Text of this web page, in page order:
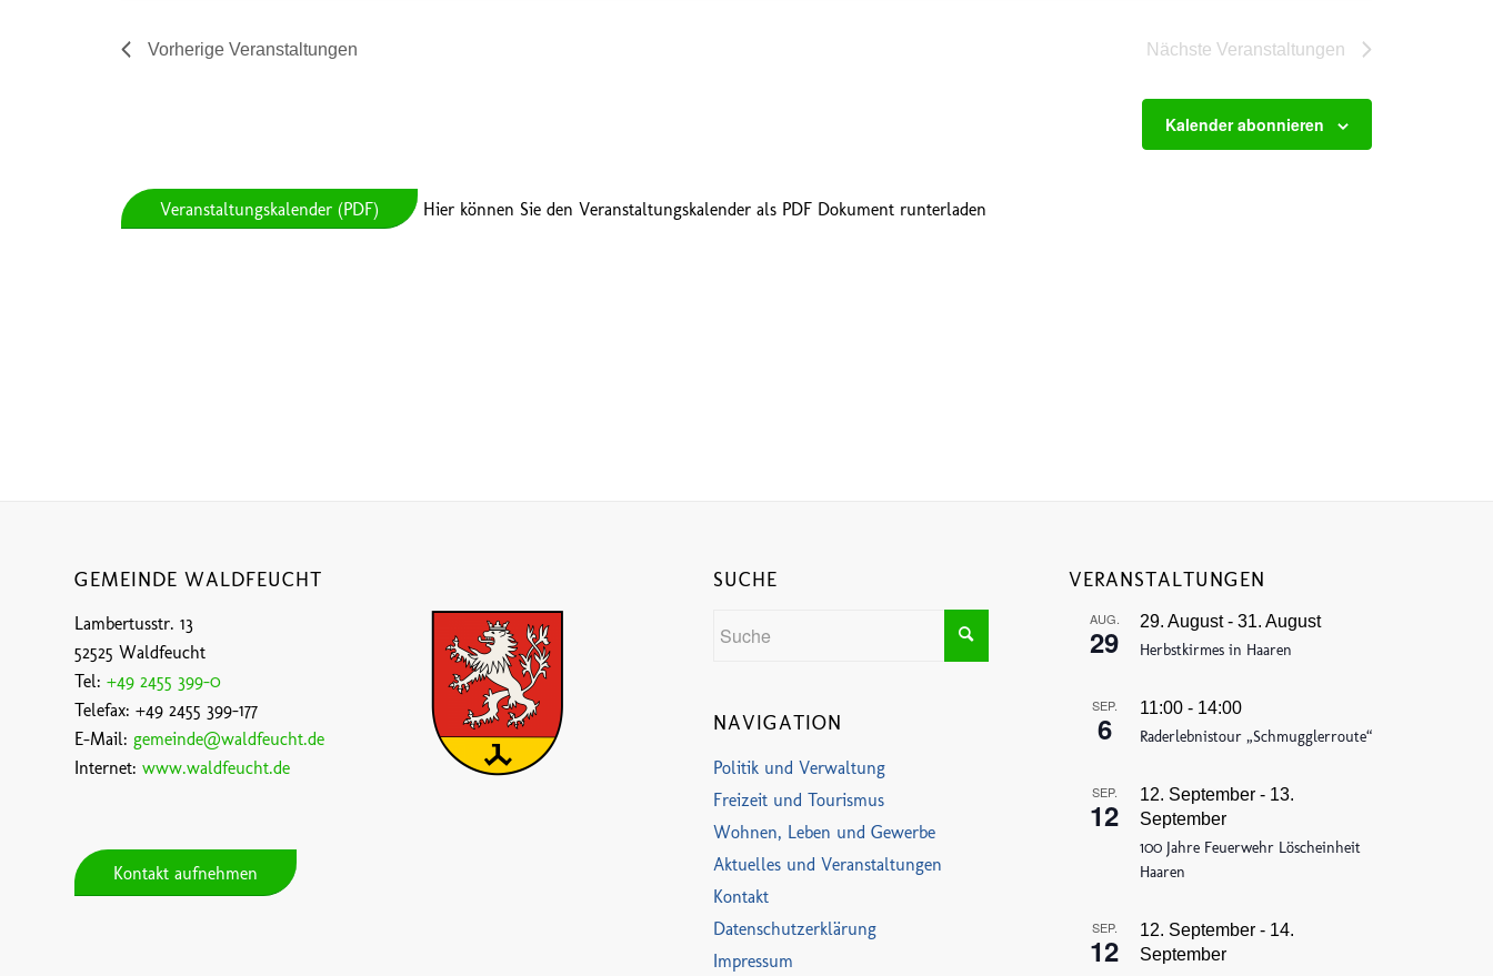
Vorherige Veranstaltungen Nächste Veranstaltungen
Kalender abonnieren
Veranstaltungskalender (PDF) Hier können Sie den Veranstaltungskalender als PDF Dokument runterladen
GEMEINDE WALDFEUCHT
Lambertusstr. 13
52525 Waldfeucht
Tel: +49 2455 399-0
Telefax: +49 2455 399-177
E-Mail: gemeinde@waldfeucht.de
Internet: www.waldfeucht.de
Kontakt aufnehmen
SUCHE
NAVIGATION
Politik und Verwaltung
Freizeit und Tourismus
Wohnen, Leben und Gewerbe
Aktuelles und Veranstaltungen
Kontakt
Datenschutzerklärung
Impressum
VERANSTALTUNGEN
AUG.
29
29. August-31. August
Herbstkirmes in Haaren
SEP.
6
11:00 - 14:00
Raderlebnistour „Schmugglerroute“
SEP.
12
12. September - 13.
September
100 Jahre Feuerwehr Löscheinheit
Haaren
SEP.
12
12. September - 14.
September